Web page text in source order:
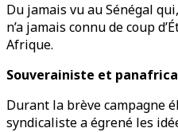
Du jamais vu au Sénégal
n’a jamais connu de coup
Afrique.
Souverainiste et
Durant la brève campagne
syndicaliste a égrené les